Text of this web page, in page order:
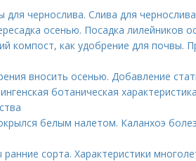
для чернослива. Слива для чернослива
осенью. Посадка лилейников
компост, как удобрение для почвы.
вносить осенью. Добавление
ботаническая
белым налетом. Каланхоэ
сорта. Характеристики